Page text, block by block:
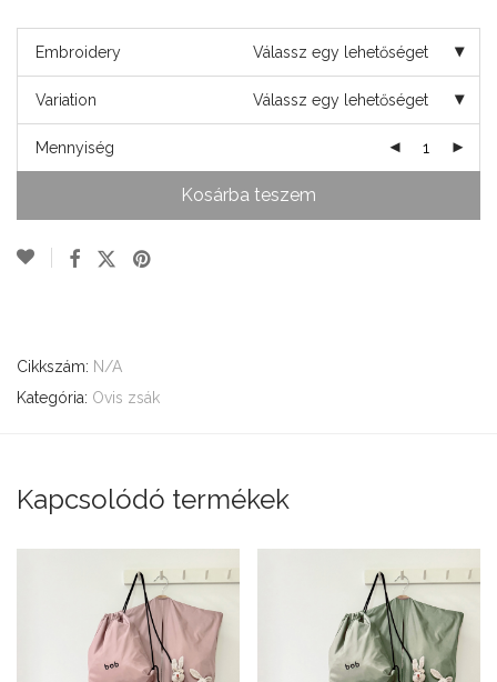
Embroidery Válassz egy lehetőséget
Variation Válassz egy lehetőséget
Mennyiség
Kosárba teszem
Cikkszám: N/A
Kategória: Ovis zsák
Kapcsolódó termékek